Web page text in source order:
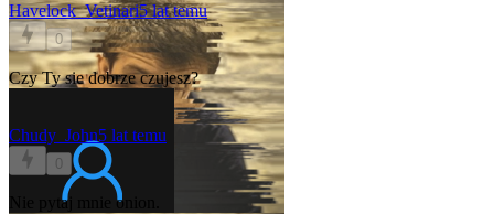
Havelock_Vetinari5 lat temu
0
Czy Ty sie dobrze czujesz?
Chudy_John5 lat temu
0
Nie pytaj mnie onion.